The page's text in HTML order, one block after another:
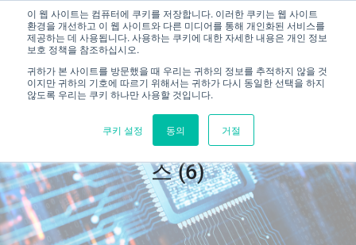
이 웹 사이트는 컴퓨터에 쿠키를 저장합니다. 이러한 쿠키는 웹 사이트
환경을 개선하고 이 웹 사이트와 다른 미디어를 통해 개인화된 서비스를
제공하는 데 사용됩니다. 사용하는 쿠키에 대한 자세한 내용은 개인 정보
보호 정책을 참조하십시오.
귀하가 본 사이트를 방문했을 때 우리는 귀하의 정보를 추적하지 않을 것
이지만 귀하의 기호에 따르기 위해서는 귀하가 다시 동일한 선택을 하지
않도록 우리는 쿠키 하나만 사용할 것입니다.
쿠키 설정 동의 거절
자동화된 상호 운용성 테스트 리소
스 (6)